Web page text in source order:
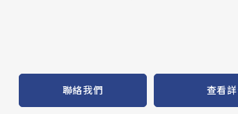
聯絡我們 查看